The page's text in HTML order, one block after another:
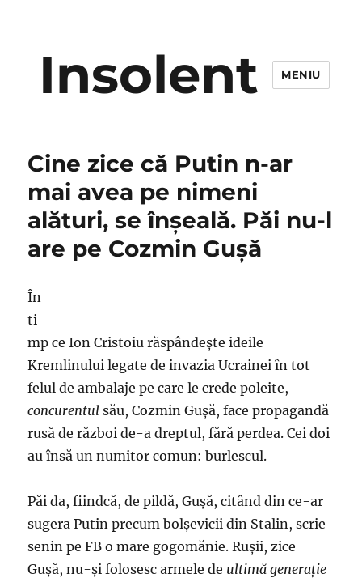
Insolent MENIU
Cine zice că Putin n-ar
mai avea pe nimeni
alături, se înşeală. Păi nu-l
are pe Cozmin Guşă
În
ti
mp ce Ion Cristoiu răspândeşte ideile
Kremlinului legate de invazia Ucrainei în tot
felul de ambalaje pe care le crede poleite,
concurentul său, Cozmin Guşă, face propagandă
rusă de război de-a dreptul, fără perdea. Cei doi
au însă un numitor comun: burlescul.
Păi da, fiindcă, de pildă, Guşă, citând din ce-ar
sugera Putin precum bolşevicii din Stalin, scrie
senin pe FB o mare gogomănie. Ruşii, zice
Guşă, nu-şi folosesc armele de ultimă generaţie